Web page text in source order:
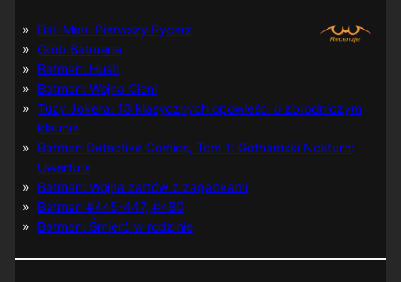
Bat-Man: Pierwszy Rycerz
Grób Batmana
Batman: Hush
Batman: Wojna Cieni
Tuzy Jokera: 13 klasycznych opowieści o zbrodniczym
klaunie
Batman Detective Comics, Tom 1: Gothamski Nokturn:
Uwertura
Batman: Wojna żartów z zagadkami
Batman #445-447, #480
Batman: Śmierć w rodzinie